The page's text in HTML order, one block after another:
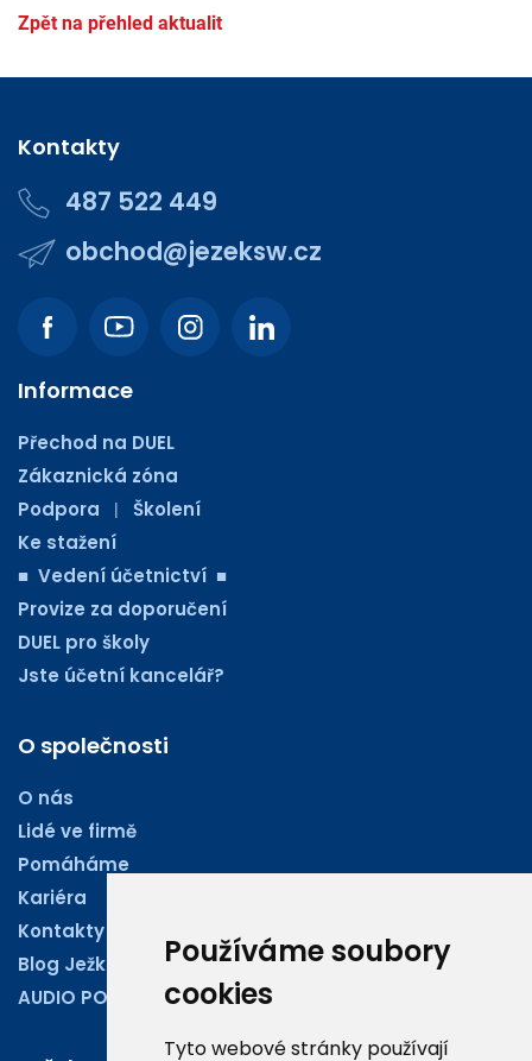
Používáme soubory
cookies
Tyto webové stránky používají
Zpět na přehled aktualit
Kontakty
487 522 449
obchod@jezeksw.cz
Informace
Přechod na DUEL
Zákaznická zóna
Podpora
| Školení
Ke stažení
■ Vedení účetnictví ■
Provize za doporučení
DUEL pro školy
Jste účetní kancelář?
O společnosti
O nás
Lidé ve firmě
Pomáháme
Kariéra
Kontakty
Blog Ježkoviny
AUDIO PODCASTY